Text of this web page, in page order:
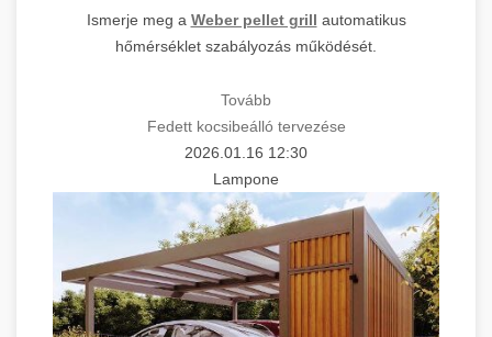
Ismerje meg a Weber pellet grill automatikus
hőmérséklet szabályozás működését.
Tovább
Fedett kocsibeálló tervezése
2026.01.16 12:30
Lampone